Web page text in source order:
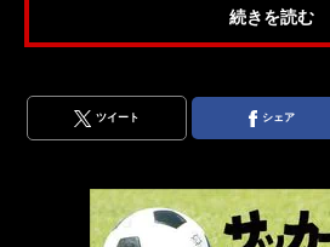
続きを読む
ツイート シェア